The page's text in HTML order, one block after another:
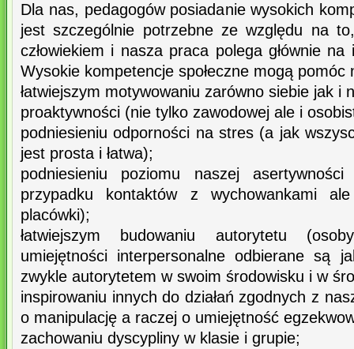
Dla nas, pedagogów posiadanie wysokich
jest szczególnie potrzebne ze względu na
człowiekiem i nasza praca polega głównie na
Wysokie kompetencje społeczne mogą pomóc
łatwiejszym motywowaniu zarówno siebie jak i
proaktywności (nie tylko zawodowej ale i
podniesieniu odporności na stres (a jak
jest prosta i łatwa);
podniesieniu poziomu naszej
przypadku kontaktów z wychowankami
placówki);
łatwiejszym budowaniu autorytetu
umiejętności interpersonalne odbierane są
zwykle autorytetem w swoim środowisku i w
inspirowaniu innych do działań zgodnych z
o manipulację a raczej o umiejętność
zachowaniu dyscypliny w klasie i grupie;